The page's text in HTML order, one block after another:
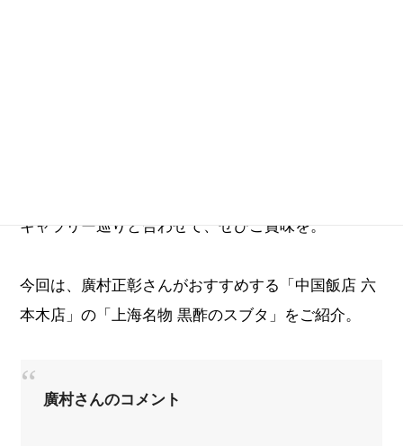
ギャラリー巡りと合わせて、ぜひご賞味を。
今回は、廣村正彰さんがおすすめする「中国飯店 六
本木店」の「上海名物 黒酢のスブタ」をご紹介。
廣村さんのコメント